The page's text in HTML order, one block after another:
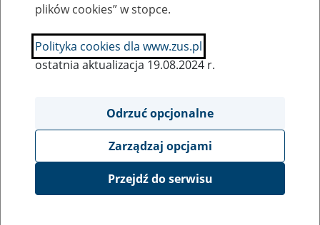
SZUKAJ
Ukryj wszystkie pozycje bazy
ALTRANS PPHU 96-500 Sochaczew,
plików cookies” w stopce.
Polityka cookies dla www.zus.pl
ostatnia aktualizacja 19.08.2024 r.
Odrzuć opcjonalne
Zarządzaj opcjami
Przejdź do serwisu